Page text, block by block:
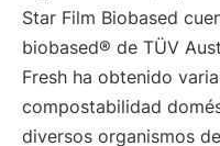
Star Film Biobased
biobased® de TÜV
Fresh ha obtenido
compostabilidad
diversos organismos